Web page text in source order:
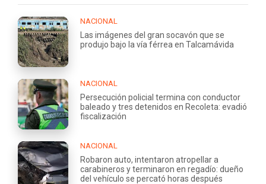
NACIONAL
Las imágenes del gran socavón que se
produjo bajo la vía férrea en Talcamávida
NACIONAL
Persecución policial termina con conductor
baleado y tres detenidos en Recoleta: evadió
fiscalización
NACIONAL
Robaron auto, intentaron atropellar a
carabineros y terminaron en regadío: dueño
del vehículo se percató horas después